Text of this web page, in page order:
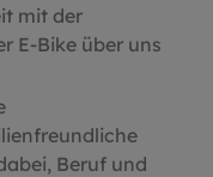
mit der
E-Bike über uns
Beruf und